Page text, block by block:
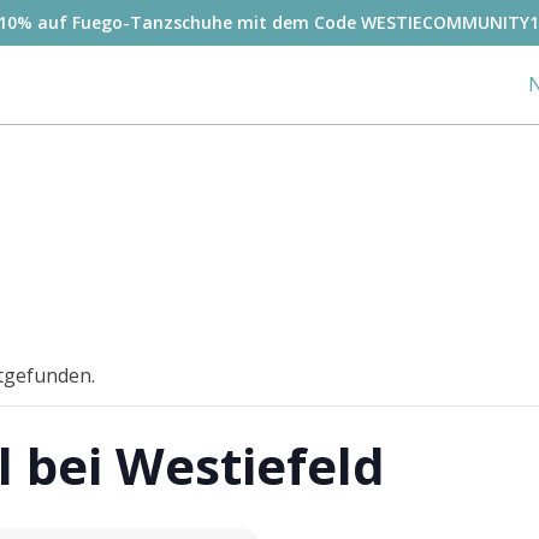
auf Fuego-Tanzschuhe mit dem Code
bei Westiefeld